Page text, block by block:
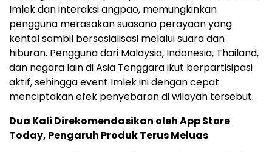
Imlek dan interaksi angpao, memungkinkan
pengguna merasakan suasana perayaan yang
kental sambil bersosialisasi melalui suara dan
hiburan. Pengguna dari Malaysia, Indonesia, Thailand,
dan negara lain di Asia Tenggara ikut berpartisipasi
aktif, sehingga event Imlek ini dengan cepat
menciptakan efek penyebaran di wilayah tersebut.
Dua Kali Direkomendasikan oleh App Store
Today, Pengaruh Produk Terus Meluas